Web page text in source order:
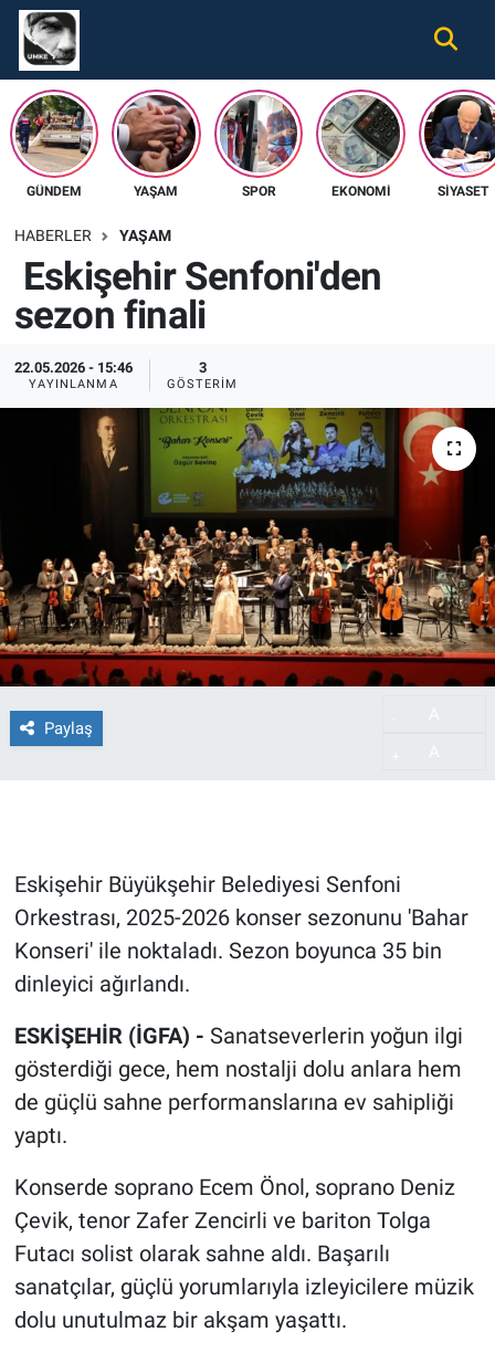
GÜNDEM YAŞAM SPOR EKONOMI SIYASET
HABERLER YAŞAM
Eskişehir Senfoni'den
sezon finali
22.05.2026 - 15:46
YAYINLANMA
3
GÖSTERIM
Paylaş
Eskişehir Büyükşehir Belediyesi Senfoni
Orkestrası, 2025-2026 konser sezonunu 'Bahar
Konseri' ile noktaladı. Sezon boyunca 35 bin
dinleyici ağırlandı.
ESKİŞEHİR (İGFA) - Sanatseverlerin yoğun ilgi
gösterdiği gece, hem nostalji dolu anlara hem
de güçlü sahne performanslarına ev sahipliği
yaptı.
Konserde soprano Ecem Önol, soprano Deniz
Çevik, tenor Zafer Zencirli ve bariton Tolga
Futacı solist olarak sahne aldı. Başarılı
sanatçılar, güçlü yorumlarıyla izleyicilere müzik
dolu unutulmaz bir akşam yaşattı.
Gündem
Ekonomi
Spor
Tüm Haberler
İletişim
Künye
Nöbetçi Eczaneler
Hava Durumu
Namaz Vakitleri
Süper Lig Puan Durumu ve Fikstür
Tüm Manşetler
Son Dakika Haberleri
Haber Arşivi